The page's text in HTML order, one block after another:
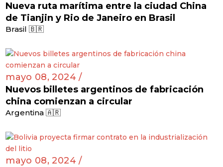
Nueva ruta marítima entre la ciudad China
de Tianjin y Rio de Janeiro en Brasil
Brasil 🇧🇷
mayo 08, 2024 /
Nuevos billetes argentinos de fabricación
china comienzan a circular
Argentina 🇦🇷
mayo 08, 2024 /